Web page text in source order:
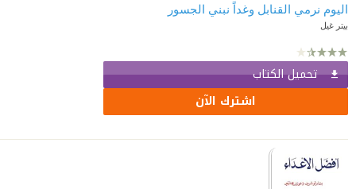
اليوم نرمي القنابل وغداً نبني الجسور
بيتر غيل
تحميل الكتاب
اشترك الآن